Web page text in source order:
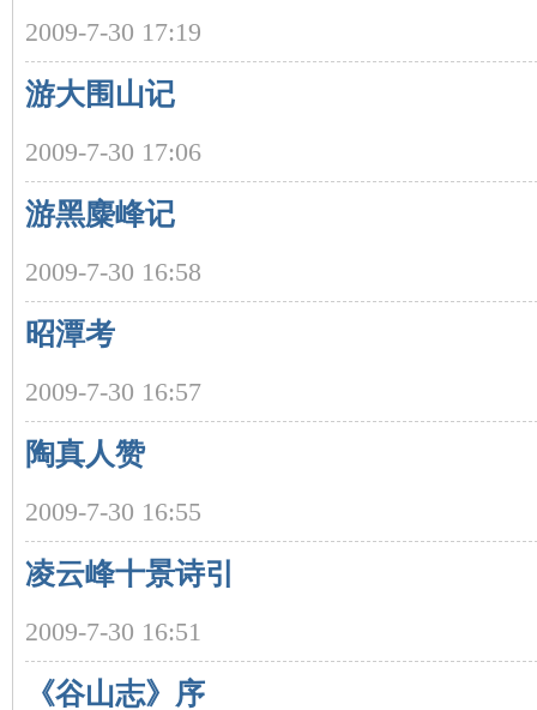
沙
2009-7-30 17:19
游大围山记
2009-7-30 17:06
游黑麋峰记
2009-7-30 16:58
昭潭考
2009-7-30 16:57
陶真人赞
2009-7-30 16:55
凌云峰十景诗引
2009-7-30 16:51
《谷山志》序